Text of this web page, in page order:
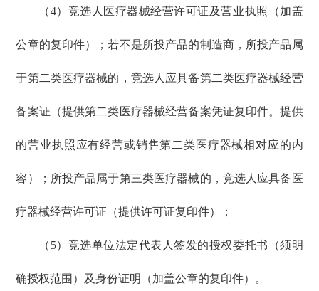
（4）竞选人医疗器械经营许可证及营业执照（加盖
公章的复印件）；若不是所投产品的制造商，所投产品属
于第二类医疗器械的，竞选人应具备第二类医疗器械经营
备案证（提供第二类医疗器械经营备案凭证复印件。提供
的营业执照应有经营或销售第二类医疗器械相对应的内
容）；所投产品属于第三类医疗器械的，竞选人应具备医
疗器械经营许可证（提供许可证复印件）；
（5）竞选单位法定代表人签发的授权委托书（须明
确授权范围）及身份证明（加盖公章的复印件）。